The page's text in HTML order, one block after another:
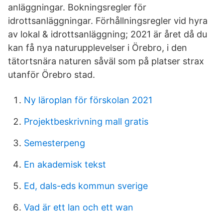
anläggningar. Bokningsregler för
idrottsanläggningar. Förhållningsregler vid hyra
av lokal & idrottsanläggning; 2021 är året då du
kan få nya natur­upplevelser i Örebro, i den
tätortsnära naturen såväl som på platser strax
utanför Örebro stad.
Ny läroplan för förskolan 2021
Projektbeskrivning mall gratis
Semesterpeng
En akademisk tekst
Ed, dals-eds kommun sverige
Vad är ett lan och ett wan